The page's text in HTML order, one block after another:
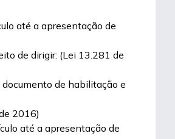
até a apresentação de
de dirigir: (Lei 13.281 de
de habilitação e
2016)
até a apresentação de